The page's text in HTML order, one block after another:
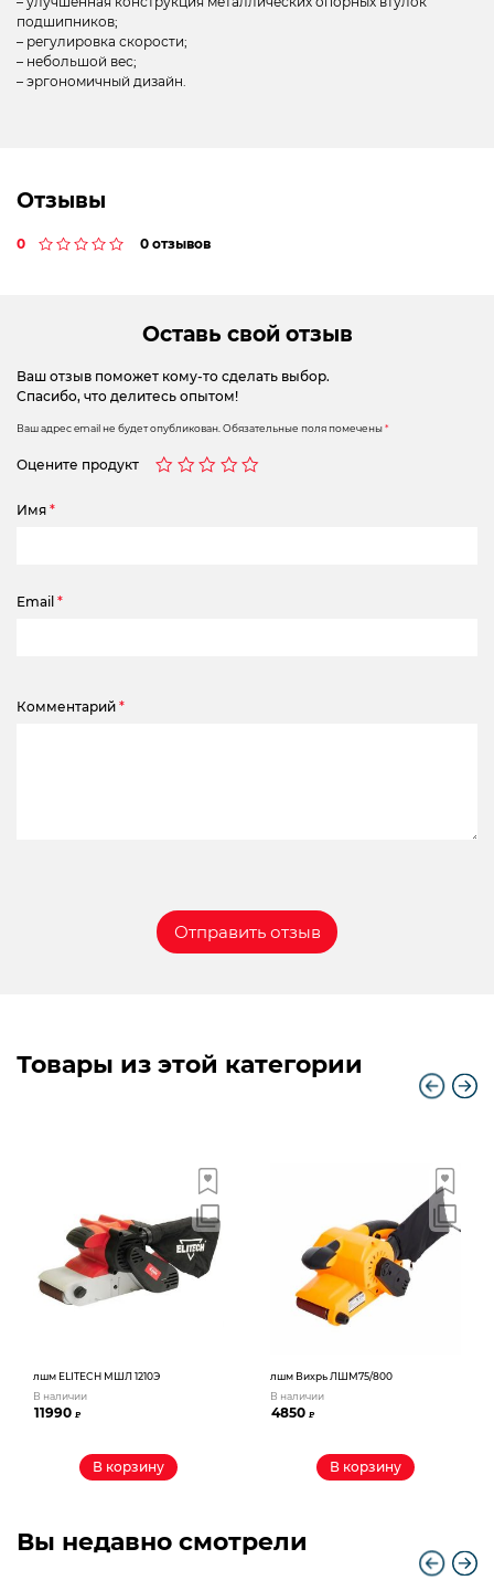
подшипников;
– регулировка скорости;
– небольшой вес;
– эргономичный дизайн.
Отзывы
0 0 отзывов
Оставь свой отзыв
Ваш отзыв поможет кому-то сделать выбор.
Спасибо, что делитесь опытом!
Ваш адрес email не будет опубликован.Обязательные поля помечены*
Оцените продукт
Имя *
Email *
Комментарий *
Товары из этой категории
лшм ELITECH МШЛ 1210Э
В наличии
11990₽
В корзину
лшм Вихрь ЛШМ75/800
В наличии
4850₽
В корзину
Вы недавно смотрели